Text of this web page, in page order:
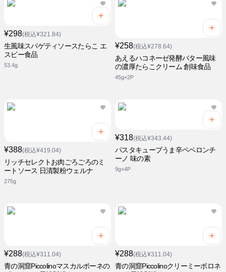
¥298(税込¥321.84)
生風味スパゲティソースたらこ エ
スビー食品
53.4g
¥258(税込¥278.64)
あえるハコネーゼ発酵バター風味
の濃厚たらこクリーム 創味食品
45g×2P
¥388(税込¥419.04)
リッチセレクトお肉ごろごろのミ
ートソース 日清製粉ウェルナ
275g
¥318(税込¥343.44)
パスタキューブうま辛ペペロンチ
ーノ 味の素
9g×4P
¥288(税込¥311.04)
青の洞窟Piccolinoマスカルポーネの
¥288(税込¥311.04)
青の洞窟Piccolinoクリーミーボロネ